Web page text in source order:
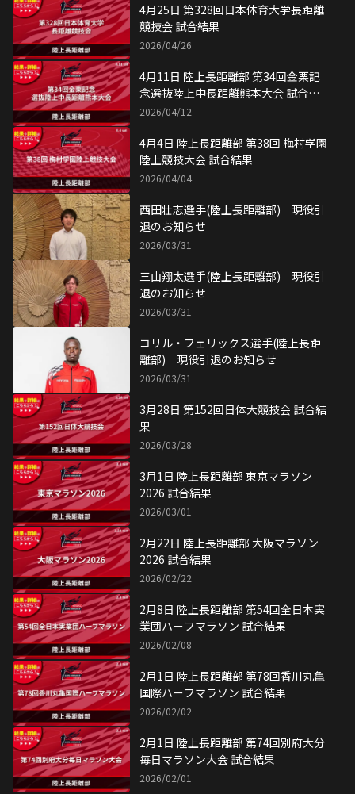
4月25日 第328回日本体育大学長距離
競技会 試合結果
2026/04/26
4月11日 陸上長距離部 第34回金栗記
念選抜陸上中長距離熊本大会 試合結
果
2026/04/12
4月4日 陸上長距離部 第38回 梅村学園
陸上競技大会 試合結果
2026/04/04
西田壮志選手(陸上長距離部) 現役引
退のお知らせ
2026/03/31
三山翔太選手(陸上長距離部) 現役引
退のお知らせ
2026/03/31
コリル・フェリックス選手(陸上長距
離部) 現役引退のお知らせ
2026/03/31
3月28日 第152回日体大競技会 試合結
果
2026/03/28
3月1日 陸上長距離部 東京マラソン
2026 試合結果
2026/03/01
2月22日 陸上長距離部 大阪マラソン
2026 試合結果
2026/02/22
2月8日 陸上長距離部 第54回全日本実
業団ハーフマラソン 試合結果
2026/02/08
2月1日 陸上長距離部 第78回香川丸亀
国際ハーフマラソン 試合結果
2026/02/02
2月1日 陸上長距離部 第74回別府大分
毎日マラソン大会 試合結果
2026/02/01